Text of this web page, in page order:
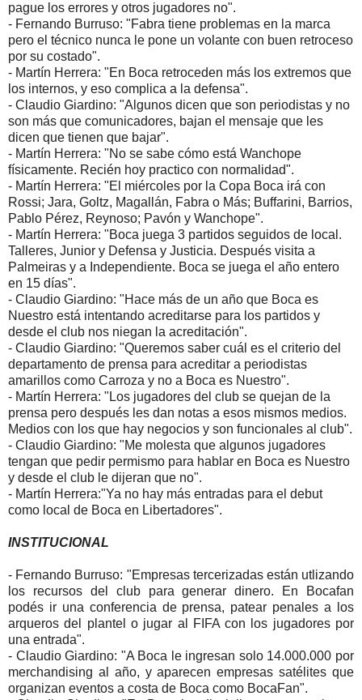
pague los errores y otros jugadores no".
- Fernando Burruso: "Fabra tiene problemas en la marca
pero el técnico nunca le pone un volante con buen retroceso
por su costado".
- Martín Herrera: "En Boca retroceden más los extremos que
los internos, y eso complica a la defensa".
- Claudio Giardino: "Algunos dicen que son periodistas y no
son más que comunicadores, bajan el mensaje que les
dicen que tienen que bajar".
- Martín Herrera: "No se sabe cómo está Wanchope
físicamente. Recién hoy practico con normalidad".
- Martín Herrera: "El miércoles por la Copa Boca irá con
Rossi; Jara, Goltz, Magallán, Fabra o Más; Buffarini, Barrios,
Pablo Pérez, Reynoso; Pavón y Wanchope".
- Martín Herrera: "Boca juega 3 partidos seguidos de local.
Talleres, Junior y Defensa y Justicia. Después visita a
Palmeiras y a Independiente. Boca se juega el año entero
en 15 días".
- Claudio Giardino: "Hace más de un año que Boca es
Nuestro está intentando acreditarse para los partidos y
desde el club nos niegan la acreditación".
- Claudio Giardino: "Queremos saber cuál es el criterio del
departamento de prensa para acreditar a periodistas
amarillos como Carroza y no a Boca es Nuestro".
- Martín Herrera: "Los jugadores del club se quejan de la
prensa pero después les dan notas a esos mismos medios.
Medios con los que hay negocios y son funcionales al club".
- Claudio Giardino: "Me molesta que algunos jugadores
tengan que pedir permismo para hablar en Boca es Nuestro
y desde el club le dijeran que no".
- Martín Herrera:"Ya no hay más entradas para el debut
como local de Boca en Libertadores".
INSTITUCIONAL
- Fernando Burruso: "Empresas tercerizadas están utlizando
los recursos del club para generar dinero. En Bocafan
podés ir una conferencia de prensa, patear penales a los
arqueros del plantel o jugar al FIFA con los jugadores por
una entrada".
- Claudio Giardino: "A Boca le ingresan solo 14.000.000 por
merchandising al año, y aparecen empresas satélites que
organizan eventos a costa de Boca como BocaFan".